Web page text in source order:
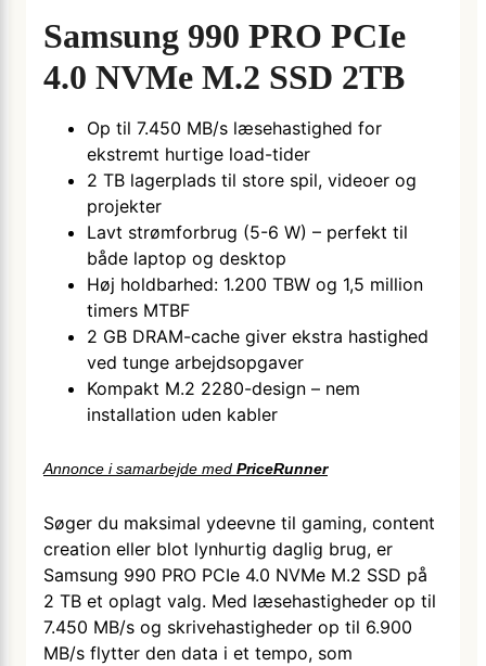
Samsung 990 PRO PCIe
4.0 NVMe M.2 SSD 2TB
Op til 7.450 MB/s læsehastighed for
ekstremt hurtige load-tider
2 TB lagerplads til store spil, videoer og
projekter
Lavt strømforbrug (5-6 W) – perfekt til
både laptop og desktop
Høj holdbarhed: 1.200 TBW og 1,5 million
timers MTBF
2 GB DRAM-cache giver ekstra hastighed
ved tunge arbejdsopgaver
Kompakt M.2 2280-design – nem
installation uden kabler
Annonce i samarbejde med PriceRunner
Søger du maksimal ydeevne til gaming, content
creation eller blot lynhurtig daglig brug, er
Samsung 990 PRO PCIe 4.0 NVMe M.2 SSD på
2 TB et oplagt valg. Med læsehastigheder op til
7.450 MB/s og skrivehastigheder op til 6.900
MB/s flytter den data i et tempo, som